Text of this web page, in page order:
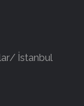
İstanbul